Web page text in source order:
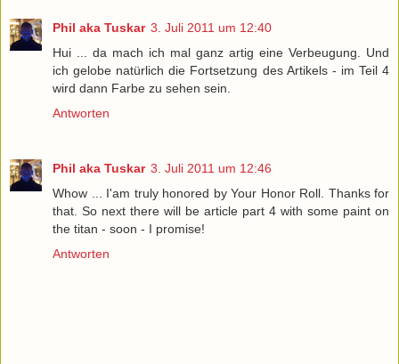
Phil aka Tuskar 3. Juli 2011 um 12:40
Hui ... da mach ich mal ganz artig eine Verbeugung. Und
ich gelobe natürlich die Fortsetzung des Artikels - im Teil 4
wird dann Farbe zu sehen sein.
Antworten
Phil aka Tuskar 3. Juli 2011 um 12:46
Whow ... I'am truly honored by Your Honor Roll. Thanks for
that. So next there will be article part 4 with some paint on
the titan - soon - I promise!
Antworten